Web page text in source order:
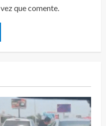
que comente.